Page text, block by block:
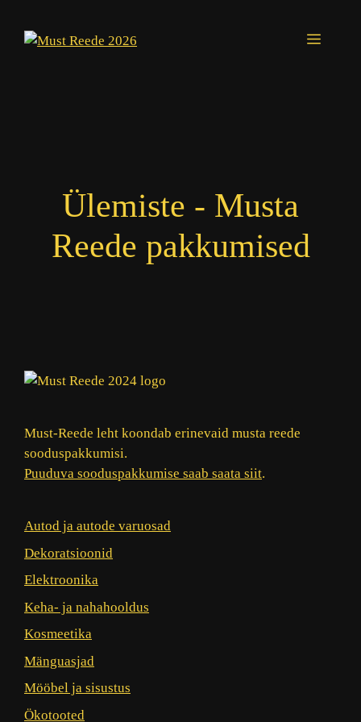
content
Menu
Ülemiste - Musta
Reede pakkumised
Must-Reede leht koondab erinevaid musta reede
sooduspakkumisi.
Puuduva sooduspakkumise saab saata siit.
Autod ja autode varuosad
Dekoratsioonid
Elektroonika
Keha- ja nahahooldus
Kosmeetika
Mänguasjad
Mööbel ja sisustus
Ökotooted